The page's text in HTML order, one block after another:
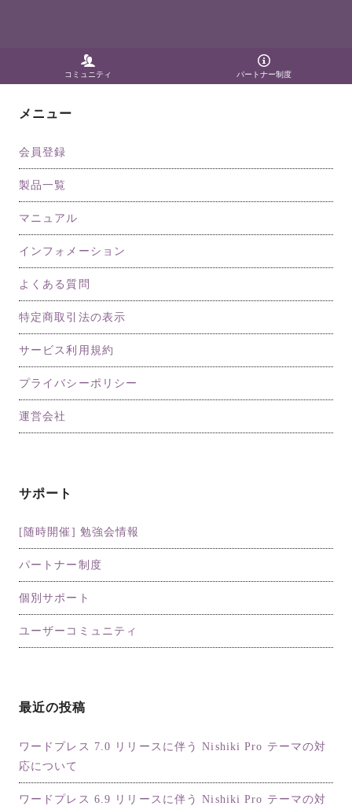
コミュニティ パートナー制度
メニュー
会員登録
製品一覧
マニュアル
インフォメーション
よくある質問
特定商取引法の表示
サービス利用規約
プライバシーポリシー
運営会社
サポート
[随時開催] 勉強会情報
パートナー制度
個別サポート
ユーザーコミュニティ
最近の投稿
ワードプレス 7.0 リリースに伴う Nishiki Pro テーマの対
応について
ワードプレス 6.9 リリースに伴う Nishiki Pro テーマの対